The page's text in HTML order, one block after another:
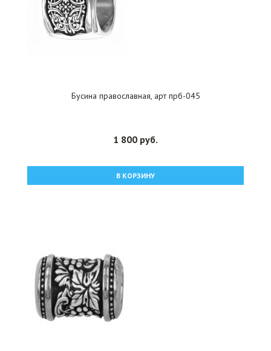
Бусина православная, арт прб-045
1 800 руб.
В КОРЗИНУ